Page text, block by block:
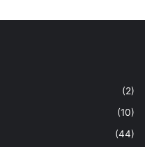
(2)
(10)
(44)